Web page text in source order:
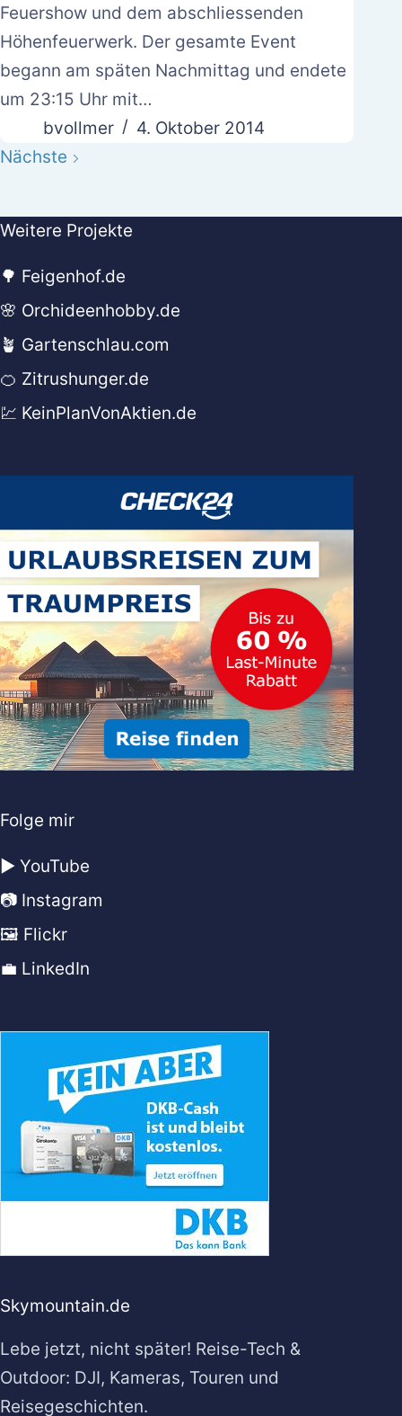
Feuershow und dem abschliessenden
Höhenfeuerwerk. Der gesamte Event
begann am späten Nachmittag und endete
um 23:15 Uhr mit…
bvollmer
4. Oktober 2014
Nächste
Weitere Projekte
🌳 Feigenhof.de
🌸 Orchideenhobby.de
🪴 Gartenschlau.com
🍊 Zitrushunger.de
💹 KeinPlanVonAktien.de
Folge mir
▶️ YouTube
📷 Instagram
🖼️ Flickr
💼 LinkedIn
Skymountain.de
Lebe jetzt, nicht später! Reise-Tech &
Outdoor: DJI, Kameras, Touren und
Reisegeschichten.